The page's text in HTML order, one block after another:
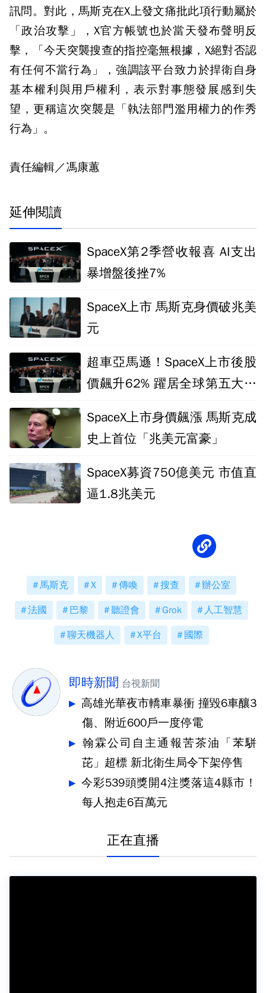
訊問。對此，馬斯克在X上發文痛批此項行動屬於
「政治攻擊」，X官方帳號也於當天發布聲明反
擊，「今天突襲搜查的指控毫無根據，X絕對否認
有任何不當行為」，強調該平台致力於捍衛自身
基本權利與用戶權利，表示對事態發展感到失
望，更稱這次突襲是「執法部門濫用權力的作秀
行為」。
責任編輯／馮康蕙
延伸閱讀
SpaceX第2季營收報喜 AI支出
暴增盤後挫7%
SpaceX上市 馬斯克身價破兆美
元
超車亞馬遜！SpaceX上市後股
價飆升62% 躍居全球第五大公
SpaceX上市身價飆漲 馬斯克成
史上首位「兆美元富豪」
SpaceX募資750億美元 市值直
逼1.8兆美元
馬斯克 X 傳喚 搜查 辦公室
法國 巴黎 聽證會 Grok 人工智慧
聊天機器人 X平台 國際
即時新聞 台視新聞
高雄光華夜市轎車暴衝 撞毀6車釀3
傷、附近600戶一度停電
翰霖公司自主通報苦茶油「苯駢
芘」超標 新北衛生局令下架停售
今彩539頭獎開4注獎落這4縣市！
每人抱走6百萬元
正在直播